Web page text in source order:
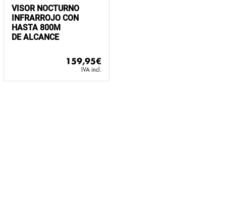
VISOR NOCTURNO
INFRARROJO CON
HASTA 800M
DE ALCANCE
159,95€
IVA incl.